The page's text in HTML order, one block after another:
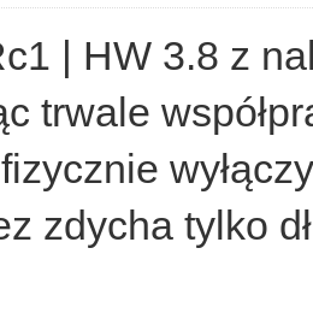
| HW 3.8 z
trwale
zdycha tylko